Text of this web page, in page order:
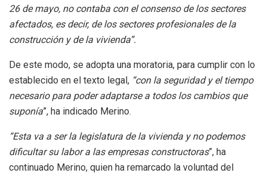
26 de mayo, no contaba con el consenso de los sectores
afectados, es decir, de los sectores profesionales de la
construcción y de la vivienda”.
De este modo, se adopta una moratoria, para cumplir con lo
establecido en el texto legal, “con la seguridad y el tiempo
necesario para poder adaptarse a todos los cambios que
suponía”, ha indicado Merino.
“Esta va a ser la legislatura de la vivienda y no podemos
dificultar su labor a las empresas constructoras”, ha
continuado Merino, quien ha remarcado la voluntad del